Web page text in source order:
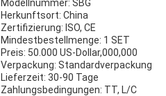
Modellnummer: SBG
Herkunftsort: China
Zertifizierung: ISO, CE
Mindestbestellmenge: 1 SET
Preis: 50.000 US-Dollar,000,000
Verpackung: Standardverpackung
Lieferzeit: 30-90 Tage
Zahlungsbedingungen: TT, L/C